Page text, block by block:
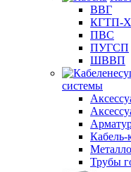
ВВГ
КГТП-
ПВС
ПУГСП
ШВВП
системы
Кабель-
Трубы